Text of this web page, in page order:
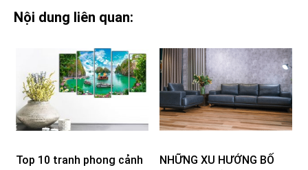
Nội dung liên quan:
Top 10 tranh phong cảnh
NHỮNG XU HƯỚNG BỐ